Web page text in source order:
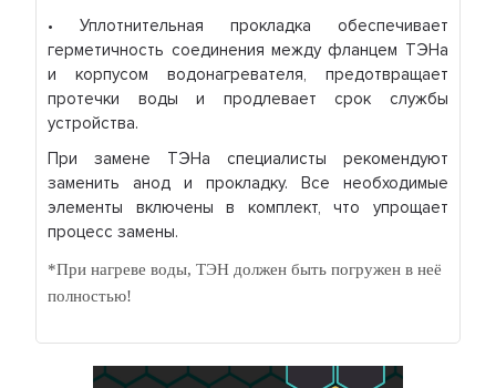
• Уплотнительная прокладка обеспечивает
герметичность соединения между фланцем ТЭНа
и корпусом водонагревателя, предотвращает
протечки воды и продлевает срок службы
устройства.
При замене ТЭНа специалисты рекомендуют
заменить анод и прокладку. Все необходимые
элементы включены в комплект, что упрощает
процесс замены.
*При нагреве воды, ТЭН должен быть погружен в неё
полностью!